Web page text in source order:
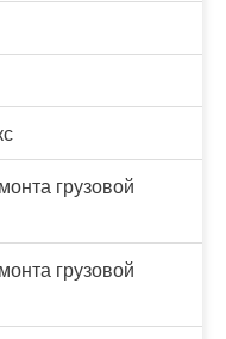
грузовой
грузовой